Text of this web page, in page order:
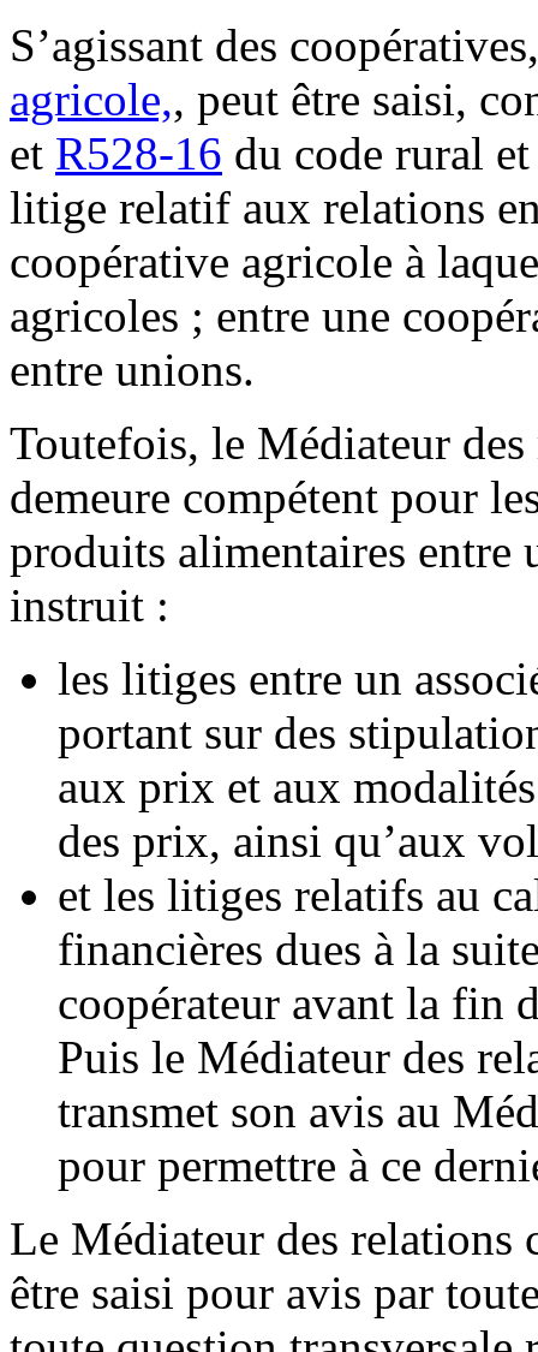
S’agissant des
agricole,, peut être saisi,
et R528-16 du code rural
litige relatif aux relations
coopérative agricole à
agricoles ; entre une
entre unions.
Toutefois, le Médiateur
demeure compétent pour
produits alimentaires entre
instruit :
les litiges entre un
portant sur des
aux prix et aux
des prix, ainsi qu’aux
et les litiges relatifs au
financières dues à la
coopérateur avant la fin
Puis le Médiateur des
transmet son avis au
pour permettre à ce
Le Médiateur des relations
être saisi pour avis par